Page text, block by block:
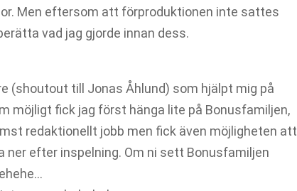
Men eftersom att förproduktionen inte sattes
vad jag gjorde innan dess.
(shoutout till Jonas Åhlund) som hjälpt mig på
möjligt fick jag först hänga lite på Bonusfamiljen,
redaktionellt jobb men fick även möjligheten att
efter inspelning. Om ni sett Bonusfamiljen